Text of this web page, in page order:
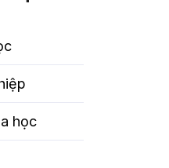
học